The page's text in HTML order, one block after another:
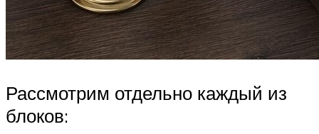
Рассмотрим отдельно каждый из
блоков: